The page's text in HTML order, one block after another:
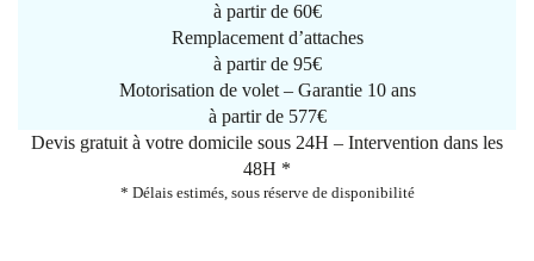
à partir de 60€
Remplacement d’attaches
à partir de 95€
Motorisation de volet – Garantie 10 ans
à partir de 577€
Devis gratuit à votre domicile sous 24H – Intervention dans les
48H *
* Délais estimés, sous réserve de disponibilité